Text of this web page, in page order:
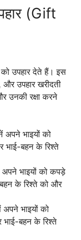
(Gift
उपहार देते हैं। इस
और उपहार खरीदती
उनकी रक्षा करने
अपने भाइयों को
भाई-बहन के रिश्ते
भाइयों को कपड़े
बहन के रिश्ते को और
अपने भाइयों को
भाई-बहन के रिश्ते